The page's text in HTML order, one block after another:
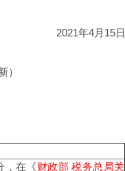
2021年4月15日
）
，在《财政部 税务总局关